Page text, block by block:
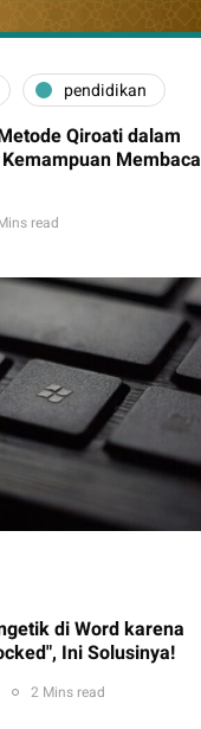
pendidikan
Qiroati dalam
Membaca
read
di Word karena
Ini Solusinya!
2 Mins read